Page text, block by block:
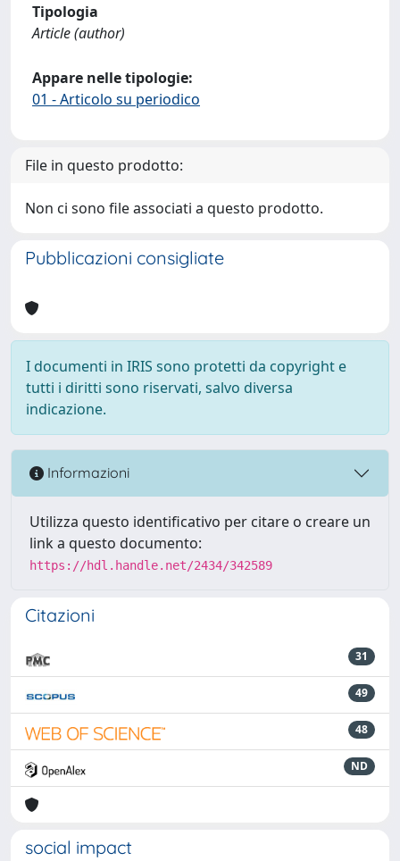
Tipologia
Article (author)
Appare nelle tipologie:
01 - Articolo su periodico
File in questo prodotto:
Non ci sono file associati a questo prodotto.
Pubblicazioni consigliate
I documenti in IRIS sono protetti da copyright e
tutti i diritti sono riservati, salvo diversa
indicazione.
Informazioni
Utilizza questo identificativo per citare o creare un
link a questo documento:
https://hdl.handle.net/2434/342589
Citazioni
31
49
48
ND
social impact